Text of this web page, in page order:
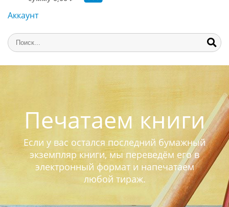
Аккаунт
Печатаем книги
Если у вас остался последний бумажный
экземпляр книги, мы переведём его в
электронный формат и напечатаем
любой тираж.